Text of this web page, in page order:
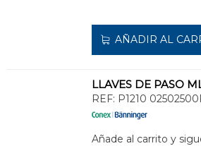
AÑADIR AL
REF: P1210
Añade al carrito y